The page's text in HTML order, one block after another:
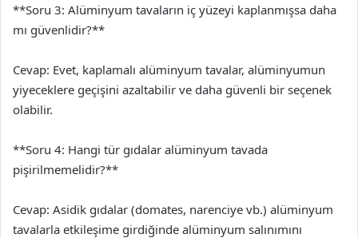
**Soru 3: Alüminyum tavaların iç yüzeyi kaplanmışsa daha
mı güvenlidir?**
Cevap: Evet, kaplamalı alüminyum tavalar, alüminyumun
yiyeceklere geçişini azaltabilir ve daha güvenli bir seçenek
olabilir.
**Soru 4: Hangi tür gıdalar alüminyum tavada
pişirilmemelidir?**
Cevap: Asidik gıdalar (domates, narenciye vb.) alüminyum
tavalarla etkileşime girdiğinde alüminyum salınımını